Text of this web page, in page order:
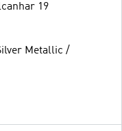
19
Metallic /